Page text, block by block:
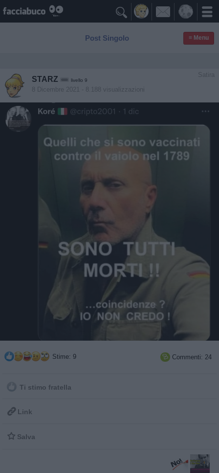

Post Singolo ≡ Menu
Satira
STARZ livello 9
8 Dicembre 2021 - 8.188 visualizzazioni
Stime: 9  Commenti: 24
Ti stimo fratella
 Link
 Salva